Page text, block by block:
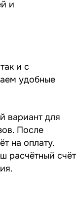
и
и с
удобные
вариант для
После
на оплату.
расчётный счёт